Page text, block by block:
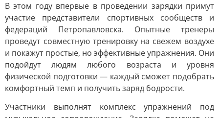
В этом году впервые в проведении зарядки примут
участие представители спортивных сообществ и
федераций Петропавловска. Опытные тренеры
проведут совместную тренировку на свежем воздухе
и покажут простые, но эффективные упражнения. Они
подойдут людям любого возраста и уровня
физической подготовки — каждый сможет подобрать
комфортный темп и получить заряд бодрости.
Участники выполнят комплекс упражнений под